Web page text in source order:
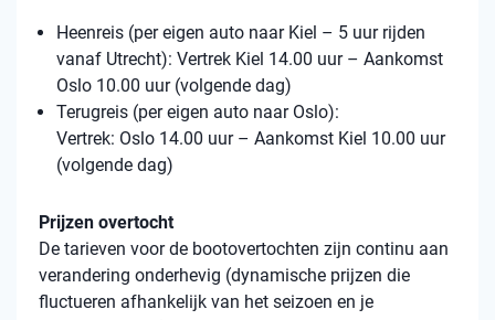
Heenreis (per eigen auto naar Kiel – 5 uur rijden
vanaf Utrecht): Vertrek Kiel 14.00 uur – Aankomst
Oslo 10.00 uur (volgende dag)
Terugreis (per eigen auto naar Oslo):
Vertrek: Oslo 14.00 uur – Aankomst Kiel 10.00 uur
(volgende dag)
Prijzen overtocht
De tarieven voor de bootovertochten zijn continu aan
verandering onderhevig (dynamische prijzen die
fluctueren afhankelijk van het seizoen en je